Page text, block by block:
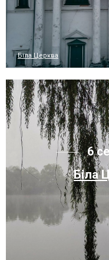
Біла Церква
6
Біла